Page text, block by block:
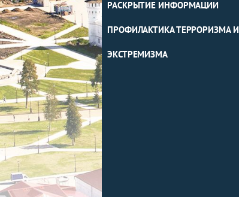
РАСКРЫТИЕ ИНФОРМАЦИИ
ПРОФИЛАКТИКА ТЕРРОРИЗМА И
ЭКСТРЕМИЗМА